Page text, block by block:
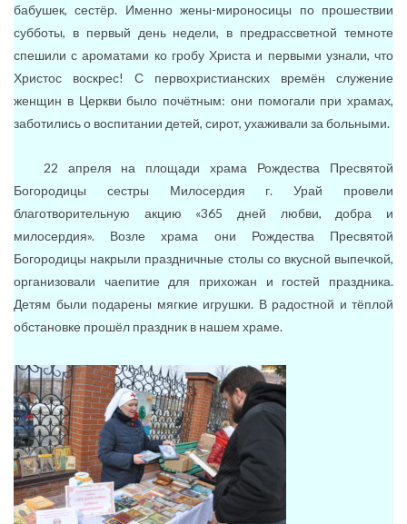
бабушек, сестёр. Именно жены-мироносицы по прошествии
субботы, в первый день недели, в предрассветной темноте
спешили с ароматами ко гробу Христа и первыми узнали, что
Христос воскрес! С первохристианских времён служение
женщин в Церкви было почётным: они помогали при храмах,
заботились о воспитании детей, сирот, ухаживали за больными.
22 апреля на площади храма Рождества Пресвятой
Богородицы сестры Милосердия г. Урай провели
благотворительную акцию «365 дней любви, добра и
милосердия». Возле храма они Рождества Пресвятой
Богородицы накрыли праздничные столы со вкусной выпечкой,
организовали чаепитие для прихожан и гостей праздника.
Детям были подарены мягкие игрушки. В радостной и тёплой
обстановке прошёл праздник в нашем храме.